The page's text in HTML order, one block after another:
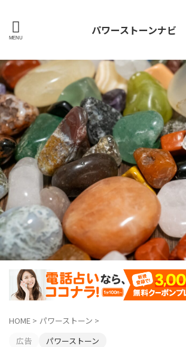
パワーストーンナビ
HOME > パワーストーン >
広告
パワーストーン